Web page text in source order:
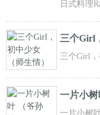
日式料理
NorthYork
三个Girl
三个Girl
一片小树
一片小树